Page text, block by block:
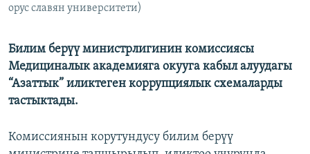
орус славян университети)
Билим берүү министрлигинин комиссиясы
Медициналык академияга окууга кабыл алуудагы
“Азаттык” иликтеген коррупциялык схемаларды
тастыктады.
Комиссиянын корутундусу билим берүү